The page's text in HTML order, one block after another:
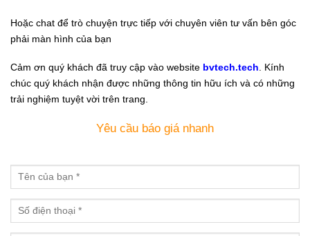
Hoặc chat để trò chuyện trực tiếp với chuyên viên tư vấn bên góc
phải màn hình của bạn
Cảm ơn quý khách đã truy cập vào website bvtech.tech. Kính
chúc quý khách nhận được những thông tin hữu ích và có những
trải nghiệm tuyệt vời trên trang.
Yêu cầu báo giá nhanh